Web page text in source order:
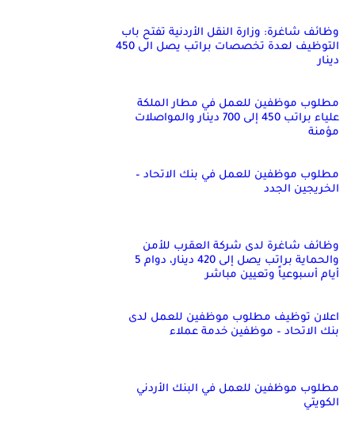
وظائف شاغرة: وزارة النقل الأردنية تفتح باب
التوظيف لعدة تخصصات براتب يصل الى 450
دينار
مطلوب موظفين للعمل في مطار الملكة
علياء براتب 450 إلى 700 دينار والمواصلات
مؤمنة
مطلوب موظفين للعمل في بنك الاتحاد –
الخريجين الجدد
وظائف شاغرة لدى شركة العقرب للأمن
والحماية براتب يصل إلى 420 دينار، دوام 5
أيام أسبوعياً وتعيين مباشر
اعلان توظيف مطلوب موظفين للعمل لدى
بنك الاتحاد – موظفين خدمة عملاء
مطلوب موظفين للعمل في البنك الأردني
الكويتي